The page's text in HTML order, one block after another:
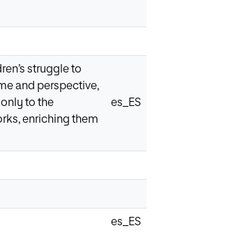
struggle to
and perspective,
to the
enriching them
es_ES
es_ES